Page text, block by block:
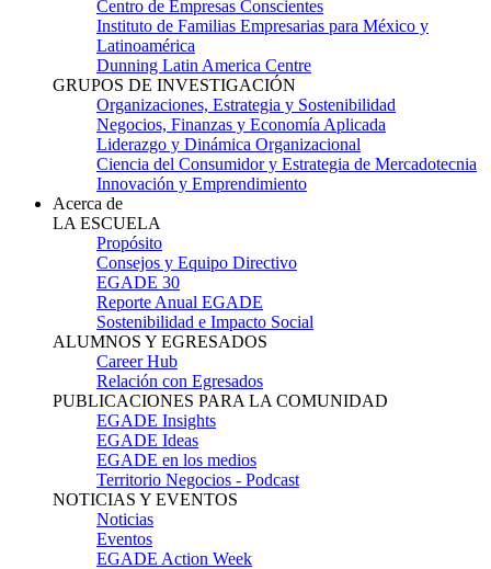
Centro de Empresas Conscientes
Instituto de Familias Empresarias para México y
Latinoamérica
Dunning Latin America Centre
GRUPOS DE INVESTIGACIÓN
Organizaciones, Estrategia y Sostenibilidad
Negocios, Finanzas y Economía Aplicada
Liderazgo y Dinámica Organizacional
Ciencia del Consumidor y Estrategia de Mercadotecnia
Innovación y Emprendimiento
Acerca de
LA ESCUELA
Propósito
Consejos y Equipo Directivo
EGADE 30
Reporte Anual EGADE
Sostenibilidad e Impacto Social
ALUMNOS Y EGRESADOS
Career Hub
Relación con Egresados
PUBLICACIONES PARA LA COMUNIDAD
EGADE Insights
EGADE Ideas
EGADE en los medios
Territorio Negocios - Podcast
NOTICIAS Y EVENTOS
Noticias
Eventos
EGADE Action Week